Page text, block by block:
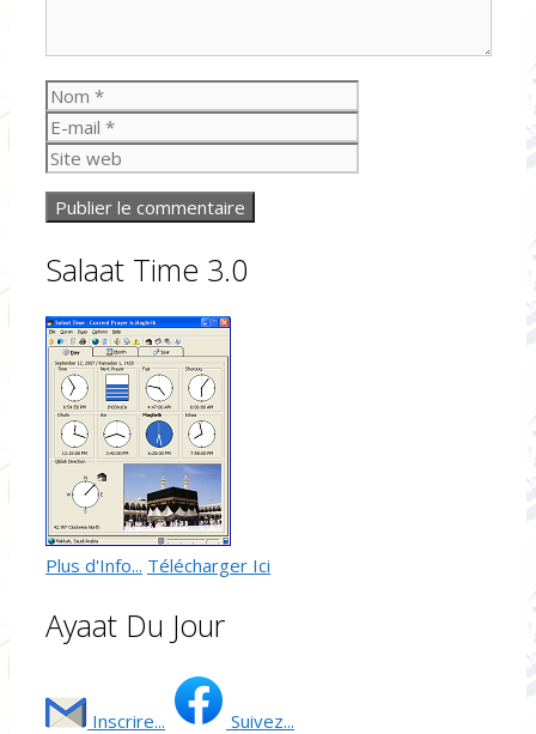
Nom
mail
web
Salaat Time 3.0
Plus d'Info... Télécharger Ici
Ayaat Du Jour
Inscrire... Suivez...